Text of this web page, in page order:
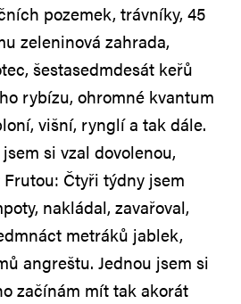
pozemek, trávníky, 45
zeleninová zahrada,
šestasedmdesát keřů
rybízu, ohromné kvantum
višní, rynglí a tak dále.
si vzal dovolenou,
Čtyři týdny jsem
nakládal, zavařoval,
metráků jablek,
angreštu. Jednou jsem si
začínám mít tak akorát